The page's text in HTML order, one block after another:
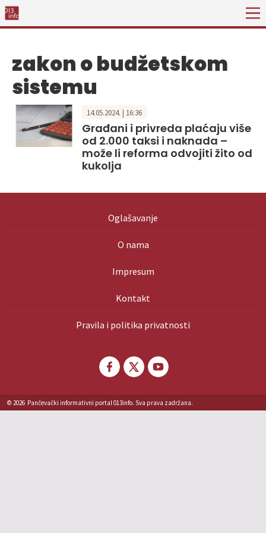
zakon o budžetskom
sistemu
14.05.2024. | 16:36
Građani i privreda plaćaju više
od 2.000 taksi i naknada –
može li reforma odvojiti žito od
kukolja
Oglašavanje
O nama
Impresum
Kontakt
Pravila i politika privatnosti
© 2026 Pančevački informativni portal 013info. Sva prava zadržana.